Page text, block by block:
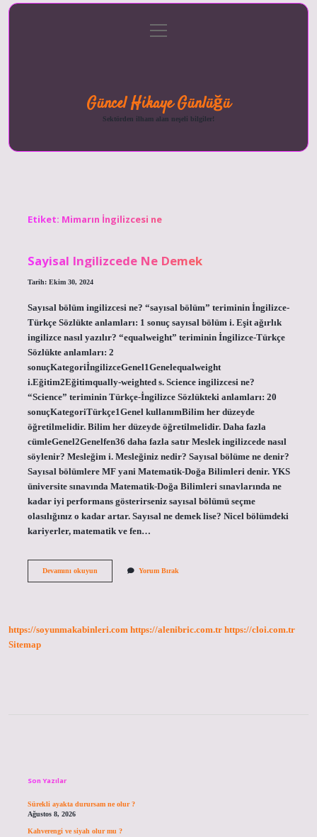
menüyü
aç
Güncel Hikaye Günlüğü
Sektörden ilham alan neşeli bilgiler!
Etiket: Mimarın İngilizcesi ne
Sayisal Ingilizcede Ne Demek
Tarih: Ekim 30, 2024
Sayısal bölüm ingilizcesi ne? “sayısal bölüm” teriminin İngilizce-
Türkçe Sözlükte anlamları: 1 sonuç sayısal bölüm i. Eşit ağırlık
ingilizce nasıl yazılır? “equalweight” teriminin İngilizce-Türkçe
Sözlükte anlamları: 2
sonuçKategoriİngilizceGenel1Genelequalweight
i.Eğitim2Eğitimqually-weighted s. Science ingilizcesi ne?
“Science” teriminin Türkçe-İngilizce Sözlükteki anlamları: 20
sonuçKategoriTürkçe1Genel kullanımBilim her düzeyde
öğretilmelidir. Bilim her düzeyde öğretilmelidir. Daha fazla
cümleGenel2Genelfen36 daha fazla satır Meslek ingilizcede nasıl
söylenir? Mesleğim i. Mesleğiniz nedir? Sayısal bölüme ne denir?
Sayısal bölümlere MF yani Matematik-Doğa Bilimleri denir. YKS
üniversite sınavında Matematik-Doğa Bilimleri sınavlarında ne
kadar iyi performans gösterirseniz sayısal bölümü seçme
olasılığınız o kadar artar. Sayısal ne demek lise? Nicel bölümdeki
kariyerler, matematik ve fen…
Devamını okuyunSayisal
Yorum Bırak
https://soyunmakabinleri.com https://alenibric.com.tr https://cloi.com.tr
Sitemap
Son Yazılar
Sürekli ayakta durursam ne olur ?
Ağustos 8, 2026
Kahverengi ve siyah olur mu ?